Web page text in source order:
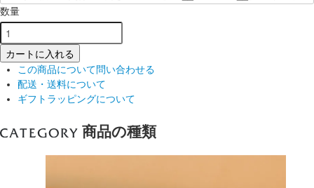
数量
カートに入れる
この商品について問い合わせる
配送・送料について
ギフトラッピングについて
商品の種類